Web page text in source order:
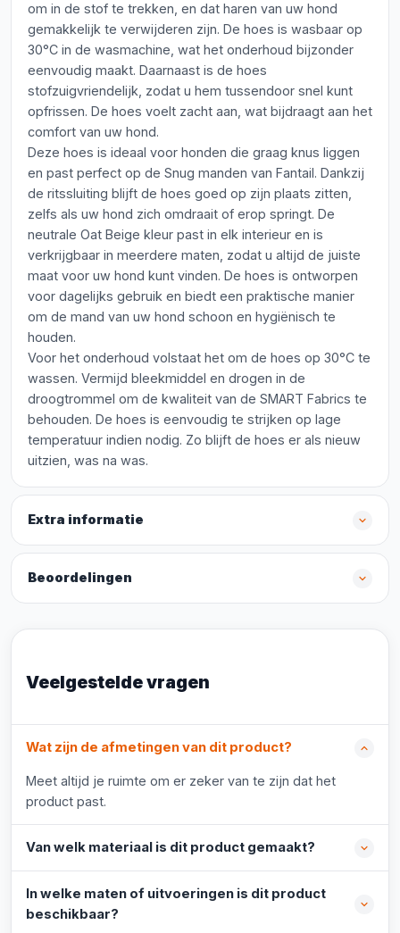
om in de stof te trekken, en dat haren van uw hond
gemakkelijk te verwijderen zijn. De hoes is wasbaar op
30°C in de wasmachine, wat het onderhoud bijzonder
eenvoudig maakt. Daarnaast is de hoes
stofzuigvriendelijk, zodat u hem tussendoor snel kunt
opfrissen. De hoes voelt zacht aan, wat bijdraagt aan het
comfort van uw hond.
Deze hoes is ideaal voor honden die graag knus liggen
en past perfect op de Snug manden van Fantail. Dankzij
de ritssluiting blijft de hoes goed op zijn plaats zitten,
zelfs als uw hond zich omdraait of erop springt. De
neutrale Oat Beige kleur past in elk interieur en is
verkrijgbaar in meerdere maten, zodat u altijd de juiste
maat voor uw hond kunt vinden. De hoes is ontworpen
voor dagelijks gebruik en biedt een praktische manier
om de mand van uw hond schoon en hygiënisch te
houden.
Voor het onderhoud volstaat het om de hoes op 30°C te
wassen. Vermijd bleekmiddel en drogen in de
droogtrommel om de kwaliteit van de SMART Fabrics te
behouden. De hoes is eenvoudig te strijken op lage
temperatuur indien nodig. Zo blijft de hoes er als nieuw
uitzien, was na was.
Extra informatie
Beoordelingen
Veelgestelde vragen
Wat zijn de afmetingen van dit product?
Meet altijd je ruimte om er zeker van te zijn dat het
product past.
Van welk materiaal is dit product gemaakt?
In welke maten of uitvoeringen is dit product
beschikbaar?